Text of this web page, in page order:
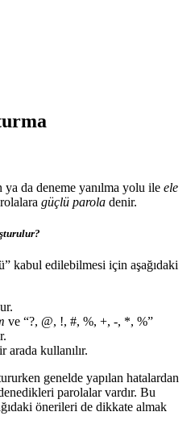
da deneme yanılma yolu ile ele
güçlü parola denir.
kabul edilebilmesi için aşağıdaki
ve “?, @, !, #, %, +, -, *, %”
arada kullanılır.
genelde yapılan hatalardan
parolalar vardır. Bu
önerileri de dikkate almak